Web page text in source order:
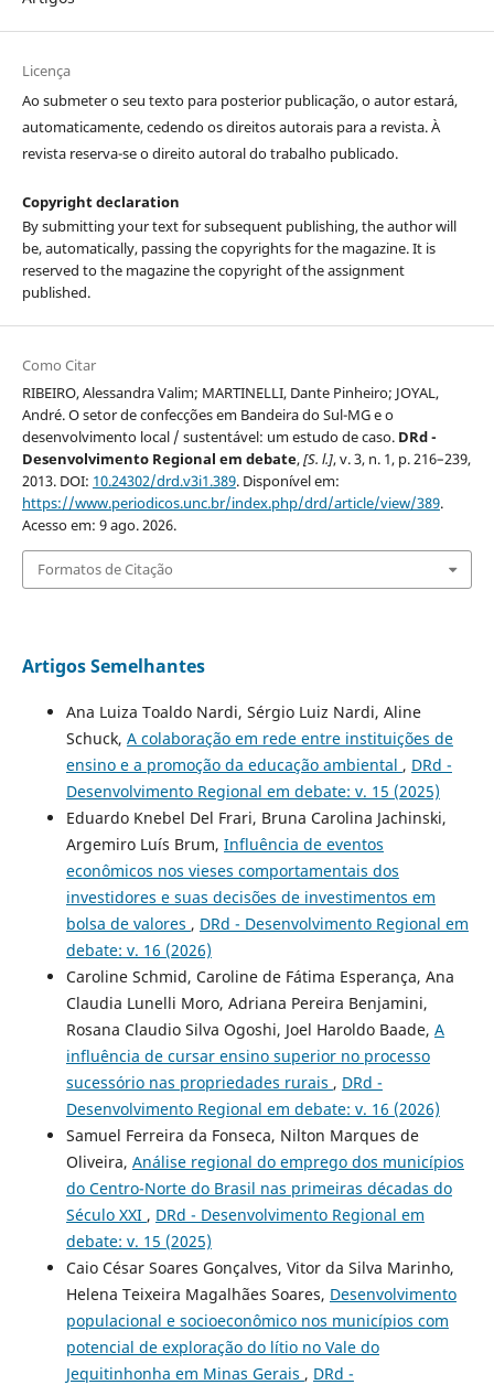
Licença
Ao submeter o seu texto para posterior publicação, o autor estará,
automaticamente, cedendo os direitos autorais para a revista. À
revista reserva-se o direito autoral do trabalho publicado.
Copyright declaration
By submitting your text for subsequent publishing, the author will
be, automatically, passing the copyrights for the magazine. It is
reserved to the magazine the copyright of the assignment
published.
Como Citar
RIBEIRO, Alessandra Valim; MARTINELLI, Dante Pinheiro; JOYAL,
André. O setor de confecções em Bandeira do Sul-MG e o
desenvolvimento local / sustentável: um estudo de caso. DRd -
Desenvolvimento Regional em debate,[S. l.], v. 3, n. 1, p. 216–239,
2013. DOI: 10.24302/drd.v3i1.389. Disponível em:
https://www.periodicos.unc.br/index.php/drd/article/view/389.
Acesso em: 9 ago. 2026.
Formatos de Citação
Artigos Semelhantes
Ana Luiza Toaldo Nardi, Sérgio Luiz Nardi, Aline
Schuck, A colaboração em rede entre instituições de
ensino e a promoção da educação ambiental , DRd -
Desenvolvimento Regional em debate: v. 15 (2025)
Eduardo Knebel Del Frari, Bruna Carolina Jachinski,
Argemiro Luís Brum, Influência de eventos
econômicos nos vieses comportamentais dos
investidores e suas decisões de investimentos em
bolsa de valores , DRd - Desenvolvimento Regional em
debate: v. 16 (2026)
Caroline Schmid, Caroline de Fátima Esperança, Ana
Claudia Lunelli Moro, Adriana Pereira Benjamini,
Rosana Claudio Silva Ogoshi, Joel Haroldo Baade, A
influência de cursar ensino superior no processo
sucessório nas propriedades rurais , DRd -
Desenvolvimento Regional em debate: v. 16 (2026)
Samuel Ferreira da Fonseca, Nilton Marques de
Oliveira, Análise regional do emprego dos municípios
do Centro-Norte do Brasil nas primeiras décadas do
Século XXI , DRd - Desenvolvimento Regional em
debate: v. 15 (2025)
Caio César Soares Gonçalves, Vitor da Silva Marinho,
Helena Teixeira Magalhães Soares, Desenvolvimento
populacional e socioeconômico nos municípios com
potencial de exploração do lítio no Vale do
Jequitinhonha em Minas Gerais , DRd -